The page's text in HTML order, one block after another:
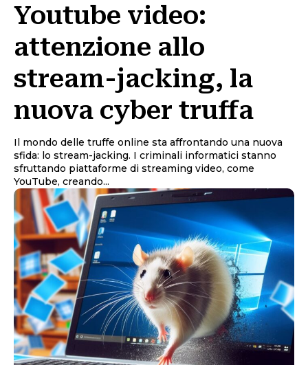
Youtube video:
attenzione allo
stream-jacking, la
nuova cyber truffa
Il mondo delle truffe online sta affrontando una nuova
sfida: lo stream-jacking. I criminali informatici stanno
sfruttando piattaforme di streaming video, come
YouTube, creando...